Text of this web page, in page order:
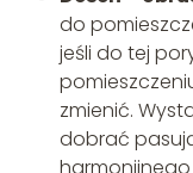
do
jeśli do tej
zmienić.
dobrać